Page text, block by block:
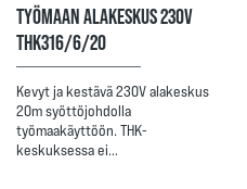
TYÖMAAN ALAKESKUS 230V
THK316/6/20
Kevyt ja kestävä 230V alakeskus
20m syöttöjohdolla
työmaakäyttöön. THK-
keskuksessa ei…